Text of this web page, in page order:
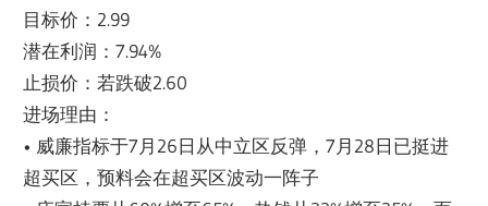
目标价：2.99
潜在利润：7.94%
止损价：若跌破2.60
进场理由：
• 威廉指标于7月26日从中立区反弹，7月28日已挺进
超买区，预料会在超买区波动一阵子